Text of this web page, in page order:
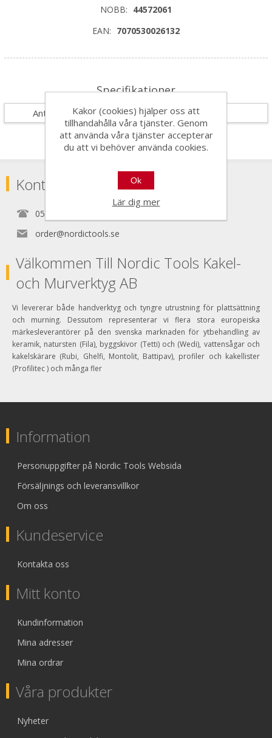
NOBB: 44572061
EAN: 7070530026132
Specifikationer
Antal i förpackning 12
Kontakta
0525150890
order@nordictools.se
Välkommen Till Nordic Tools Kakel-
och Murverktyg AB
Vi levererar både handverktyg och tyngre utrustning för plattsättning
och murning. Dessutom representerar vi flera stora europeiska
märkesleverantörer på den svenska marknaden för ytbehandling av
keramik, natursten (Fila), byggskivor (Tetti) och (Wedi), vattensågar och
kakelskärare (Rubi, Ghelfi, Montolit, Battipav), profiler och kakellister
(Profilitec ) och många fler
Information
Personuppgifter på Nordic Tools Websida
Försäljnings och leveransvillkor
Om oss
Kundeservice
Kontakta oss
Mitt konto
Kundinformation
Mina adresser
Mina ordrar
Våra produkter
Nyheter
Kakor (cookies) hjälper oss att
tillhandahålla våra tjänster. Genom
att använda våra tjänster accepterar
du att vi behöver använda cookies.
Ok
Lär dig mer